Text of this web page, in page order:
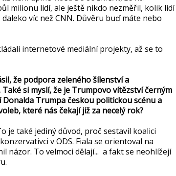
milionu lidí, ale ještě nikdo nezměřil, kolik lidí
víc než CNN. Důvěru buď máte nebo
internetové mediální projekty, až se to
že podpora zeleného šílenství a
si myslí, že je Trumpovo vítězství černým
Trumpa českou politickou scénu a
které nás čekají již za necelý rok?
je také jediný důvod, proč sestavil koalici
v ODS. Fiala se orientoval na
názor. To velmoci dělají... a fakt se neohlížejí